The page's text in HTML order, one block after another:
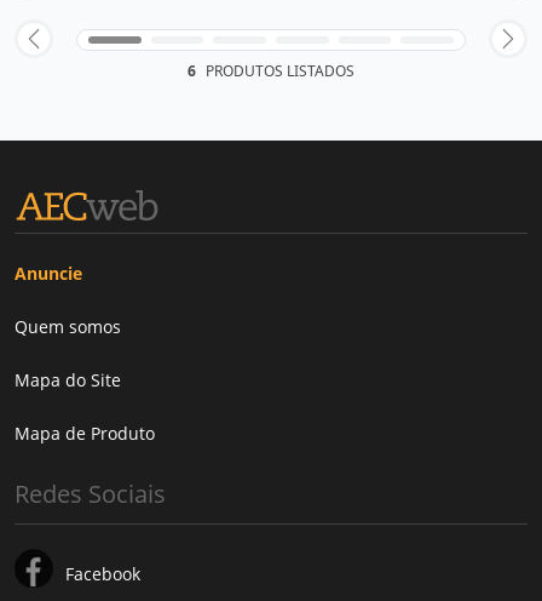
6 PRODUTOS LISTADOS
Anuncie
Quem somos
Mapa do Site
Mapa de Produto
Redes Sociais
Facebook